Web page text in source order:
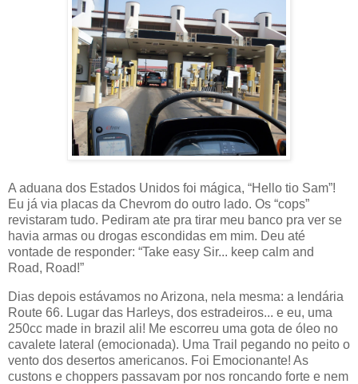
A aduana dos Estados Unidos foi mágica, “Hello tio Sam”!
Eu já via placas da Chevrom do outro lado. Os “cops”
revistaram tudo. Pediram ate pra tirar meu banco pra ver se
havia armas ou drogas escondidas em mim. Deu até
vontade de responder: “Take easy Sir... keep calm and
Road, Road!”
Dias depois estávamos no Arizona, nela mesma: a lendária
Route 66. Lugar das Harleys, dos estradeiros... e eu, uma
250cc made in brazil ali! Me escorreu uma gota de óleo no
cavalete lateral (emocionada). Uma Trail pegando no peito o
vento dos desertos americanos. Foi Emocionante! As
custons e choppers passavam por nos roncando forte e nem